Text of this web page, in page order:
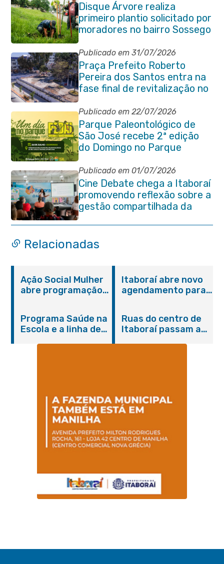
Disque Árvore realiza
primeiro plantio solicitado por
moradores no bairro Sossego
Publicado em 31/07/2026
Praça Prefeito Roberto
Pereira dos Santos entra na
fase final de revitalização no
Centro de Itaboraí
Publicado em 22/07/2026
Parque Paleontológico de
São José recebe 2ª edição
do Domingo no Parque
Paleontológico com Pedal
Vivendo a Transformação
Publicado em 01/07/2026
Cine Debate chega a Itaboraí
promovendo reflexão sobre a
gestão compartilhada da
Baía de Guanabara
Relacionadas
Ação Social Mulher
abre programação
serviços gratuitos e
orientações
Itaboraí abre novo
agendamento para
Programa Saúde na
Escola e a linha de
Magalhães Seabra
Ruas do centro de
Itaboraí passam a